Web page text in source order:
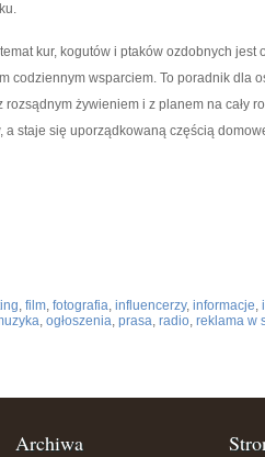
kur, kogutów i ptaków ozdobnych
codziennym wsparciem. To poradnik dla
rozsądnym żywieniem i z planem na cały
a staje się uporządkowaną częścią
, film, fotografia, influencerzy, informacje,
, ogłoszenia, prasa, radio, reklama w
Archiwa